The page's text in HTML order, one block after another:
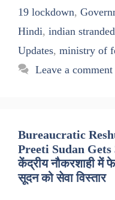
19 lockdown,
Hindi, indian
Updates, ministry of
Leave a comment
Bureaucratic
Preeti Sudan
केंद्रीय नौकरशाही में
सूदन को सेवा विस्तार